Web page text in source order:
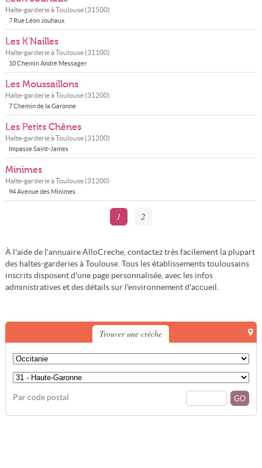
Halte-garderie àToulouse(31500)
7 Rue Léon Jouhaux
Les K'Nailles
Halte-garderie àToulouse(31100)
10 Chemin André Messager
Les Moussaillons
Halte-garderie àToulouse(31200)
7 Chemin de la Garonne
Les Petits Chênes
Halte-garderie àToulouse(31200)
Impasse Saint-James
Minimes
Halte-garderie àToulouse(31200)
94 Avenue des Minimes
1 2
À l'aide de l'annuaire AlloCreche, contactez très facilement la plupart
des haltes-garderies à Toulouse. Tous les établissements toulousains
inscrits disposent d'une page personnalisée, avec les infos
administratives et des détails sur l'environnement d'accueil.
Trouver une crèche
Par code postal